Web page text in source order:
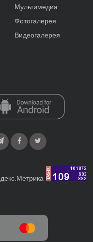
Мультимедиа
Фотогалерея
Видеогалерея